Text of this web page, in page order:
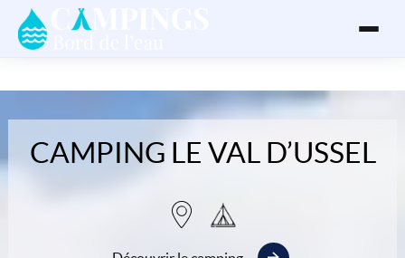
CAMPING LE VAL D’USSEL